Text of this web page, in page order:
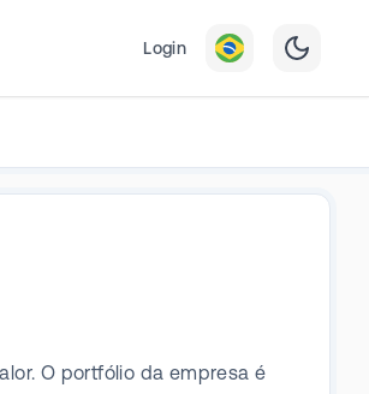
Login
O portfólio da empresa é